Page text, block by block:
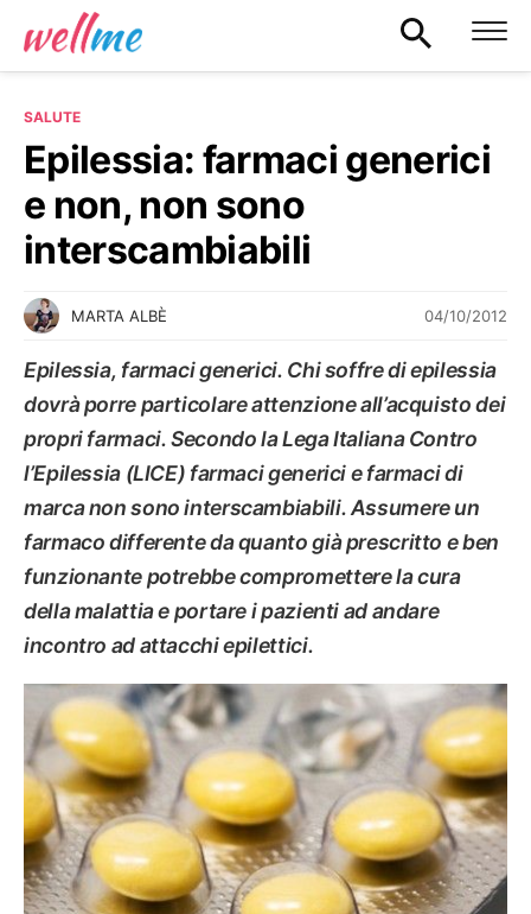
SALUTE
Epilessia: farmaci generici
e non, non sono
interscambiabili
MARTA ALBÈ 04/10/2012
Epilessia, farmaci generici. Chi soffre di epilessia
dovrà porre particolare attenzione all’acquisto dei
propri farmaci. Secondo la Lega Italiana Contro
l’Epilessia (LICE) farmaci generici e farmaci di
marca non sono interscambiabili. Assumere un
farmaco differente da quanto già prescritto e ben
funzionante potrebbe compromettere la cura
della malattia e portare i pazienti ad andare
incontro ad attacchi epilettici.
SALUTE